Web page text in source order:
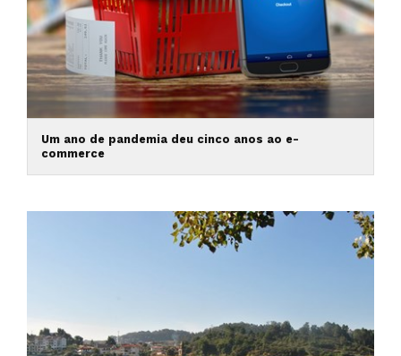
Um ano de pandemia deu cinco anos ao e-
commerce